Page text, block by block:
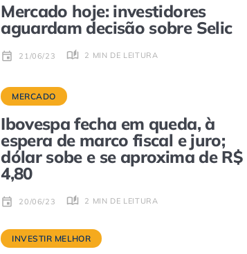
Mercado hoje: investidores
aguardam decisão sobre Selic
21/06/23 2 MIN DE LEITURA
MERCADO
Ibovespa fecha em queda, à
espera de marco fiscal e juro;
dólar sobe e se aproxima de R$
4,80
20/06/23 2 MIN DE LEITURA
INVESTIR MELHOR